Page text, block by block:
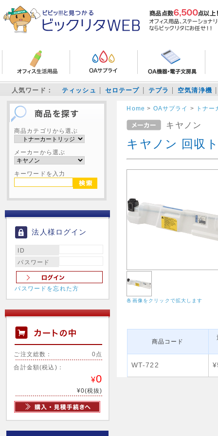
人気ワード： ティッシュ セロテープ テプラ 空気清浄機
商品カテゴリから選ぶ
メーカーから選ぶ
キーワードを入力
法人様ログイン
ID
パスワード
パスワードを忘れた方
ご注文総数： 0点
合計金額(税込)：
¥0
¥0(税抜)
Home > OAサプライ > トナー
キヤノン
キヤノン 回収
各画像をクリックで拡大します
商品コード
WT-722